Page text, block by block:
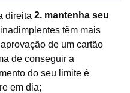
2. mantenha seu
têm mais
de um cartão
de conseguir a
do seu limite é
em dia;